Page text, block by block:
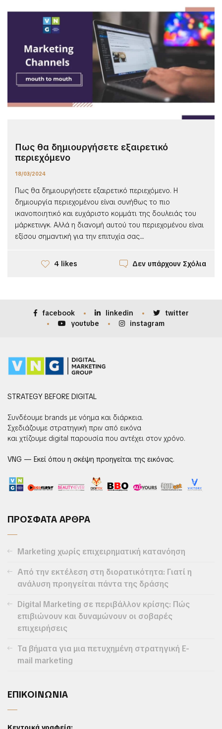
Πως θα δημιουργήσετε εξαιρετικό
περιεχόμενο
18/03/2024
Πως θα δημιουργήσετε εξαιρετικό περιεχόμενο. Η
δημιουργία περιεχομένου είναι συνήθως το πιο
ικανοποιητικό και ευχάριστο κομμάτι της δουλειάς του
μάρκετινγκ. Αλλά η διανομή αυτού του περιεχομένου είναι
εξίσου σημαντική για την επιτυχία σας....
4 likes Δεν υπάρχουν Σχόλια
facebook linkedin
twitter
youtube
instagram
STRATEGY BEFORE DIGITAL
Συνδέουμε brands με νόημα και διάρκεια.
Σχεδιάζουμε στρατηγική πριν από εικόνα
και χτίζουμε digital παρουσία που αντέχει στον χρόνο.
VNG — Εκεί όπου η σκέψη προηγείται της εικόνας.
ΠΡΟΣΦΑΤΑ ΑΡΘΡΑ
Marketing χωρίς επιχειρηματική κατανόηση
Από την εκτέλεση στη διορατικότητα: Γιατί η
ανάλυση προηγείται πάντα της δράσης
Digital Marketing σε περιβάλλον κρίσης: Πώς
επιβιώνουν και δυναμώνουν οι σοβαρές
επιχειρήσεις
Τα βήματα για μια πετυχημένη στρατηγική E-
mail marketing
ΕΠΙΚΟΙΝΩΝΙΑ